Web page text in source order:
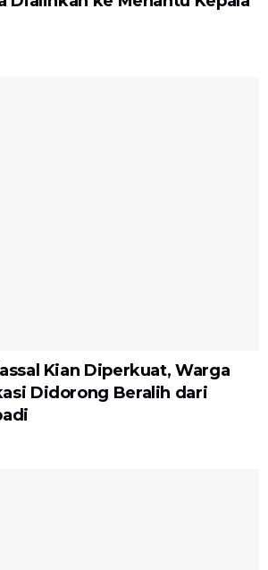
Kian Diperkuat, Warga
Didorong Beralih dari